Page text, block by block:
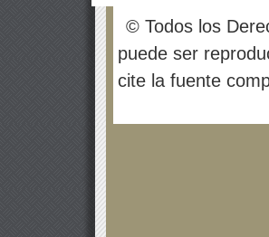
© Todos los
puede ser
cite la fuente